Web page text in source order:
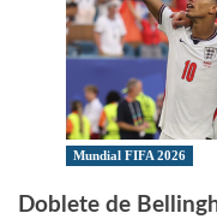
Mundial FIFA 2026
Doblete de